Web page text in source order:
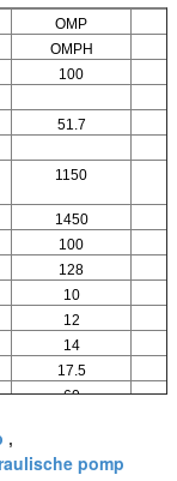
OMP
OMPH
100
51.7
1150
1450
100
128
10
12
14
17.5
60
,
pomp